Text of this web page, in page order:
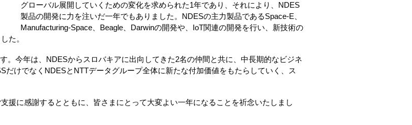
グローバル展開していくための変化を求められた1年であり、それにより、NDES
製品の開発に力を注いだ一年でもありました。NDESの主力製品であるSpace-E、
Manufacturing-Space、Beagle、Darwinの開発や、IoT関連の開発を行い、新技術の
た。
。今年は、NDESからスロバキアに出向してきた2名の仲間と共に、中長期的なビジネ
だけでなくNDESとNTTデータグループ全体に新たな付加価値をもたらしていく、ス
援に感謝するとともに、皆さまにとって大変よい一年になることを祈念いたしまし